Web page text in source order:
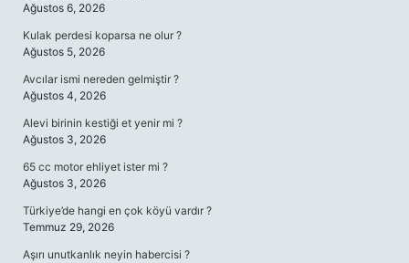
Ağustos 6, 2026
Kulak perdesi koparsa ne olur ?
Ağustos 5, 2026
Avcılar ismi nereden gelmiştir ?
Ağustos 4, 2026
Alevi birinin kestiği et yenir mi ?
Ağustos 3, 2026
65 cc motor ehliyet ister mi ?
Ağustos 3, 2026
Türkiye’de hangi en çok köyü vardır ?
Temmuz 29, 2026
Aşırı unutkanlık neyin habercisi ?